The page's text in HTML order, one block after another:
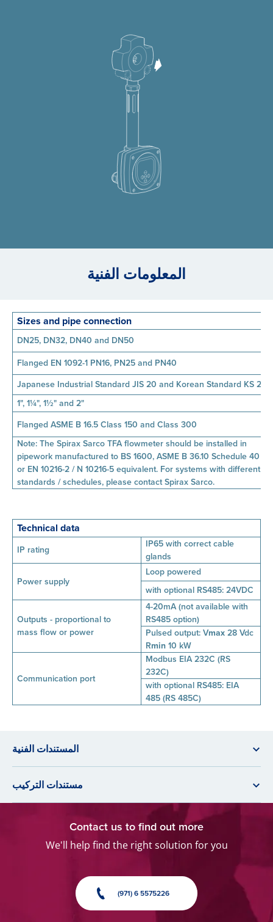
المعلومات الفنية
Sizes and pipe connection
DN25, DN32, DN40 and DN50
Flanged EN 1092-1 PN16, PN25 and PN40
Japanese Industrial Standard JIS 20 and Korean Standard KS 20
1", 1¼", 1½" and 2"
Flanged ASME B 16.5 Class 150 and Class 300
Note: The Spirax Sarco TFA flowmeter should be installed in
pipework manufactured to BS 1600, ASME B 36.10 Schedule 40
or EN 10216-2 / N 10216-5 equivalent. For systems with different
standards / schedules, please contact Spirax Sarco.
Technical data
IP rating
IP65 with correct cable
glands
Power supply
Loop powered
with optional RS485: 24VDC
Outputs - proportional to
massflow or power
4-20mA (not available with
RS485 option)
Pulsed output:Vmax28 Vdc
Rmin10 kW
Communication port
Modbus EIA 232C (RS
232C)
with optional RS485: EIA
485 (RS 485C)
المستندات الفنية
مستندات التركيب
Contact us to find out more
We'll help find the right solution for you
(971) 6 5575226